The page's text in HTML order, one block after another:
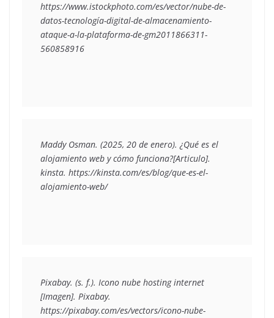
https://www.istockphoto.com/es/vector/nube-de-
datos-tecnología-digital-de-almacenamiento-
ataque-a-la-plataforma-de-gm2011866311-
560858916
Maddy Osman. (2025, 20 de enero). ¿Qué es el
alojamiento web y cómo funciona?[Articulo].
kinsta. https://kinsta.com/es/blog/que-es-el-
alojamiento-web/
Pixabay. (s. f.). Icono nube hosting internet
[Imagen]. Pixabay.
https://pixabay.com/es/vectors/icono-nube-